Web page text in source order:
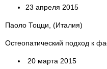
23 апреля 2015
Паоло Тоцци, (Италия)
Остеопатический подход к
20 марта 2015